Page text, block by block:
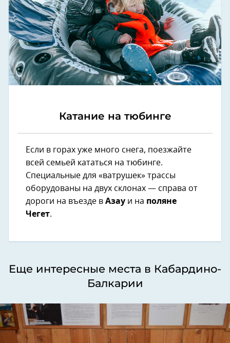
Катание на тюбинге
Если в горах уже много снега, поезжайте
всей семьей кататься на тюбинге.
Специальные для «ватрушек» трассы
оборудованы на двух склонах — справа от
дороги на въезде в Азау и на поляне
Чегет.
Еще интересные места в Кабардино-
Балкарии